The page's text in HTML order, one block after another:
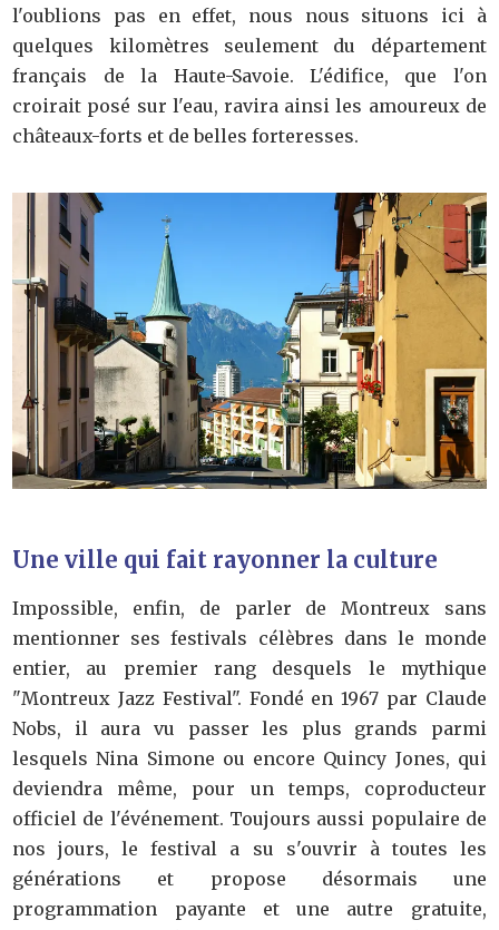
l'oublions pas en effet, nous nous situons ici à
quelques kilomètres seulement du département
français de la Haute-Savoie. L'édifice, que l'on
croirait posé sur l'eau, ravira ainsi les amoureux de
châteaux-forts et de belles forteresses.
Une ville qui fait rayonner la culture
Impossible, enfin, de parler de Montreux sans
mentionner ses festivals célèbres dans le monde
entier, au premier rang desquels le mythique
"Montreux Jazz Festival". Fondé en 1967 par Claude
Nobs, il aura vu passer les plus grands parmi
lesquels Nina Simone ou encore Quincy Jones, qui
deviendra même, pour un temps, coproducteur
officiel de l'événement. Toujours aussi populaire de
nos jours, le festival a su s'ouvrir à toutes les
générations et propose désormais une
programmation payante et une autre gratuite,